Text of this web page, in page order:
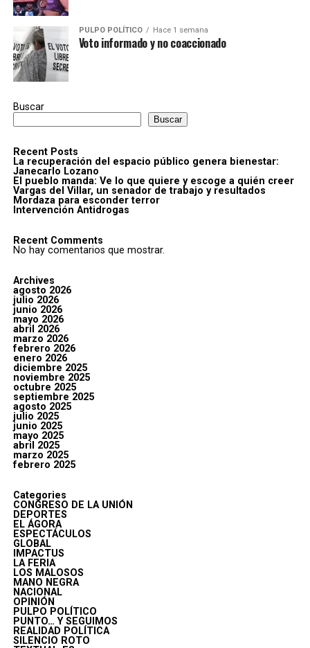
PULPO POLÍTICO Hace 1 semana
Voto informado y no coaccionado
Buscar
Buscar
Recent Posts
La recuperación del espacio público genera bienestar:
Janecarlo Lozano
El pueblo manda: Ve lo que quiere y escoge a quién creer
Vargas del Villar, un senador de trabajo y resultados
Mordaza para esconder terror
Intervención Antidrogas
Recent Comments
No hay comentarios que mostrar.
Archives
agosto 2026
julio 2026
junio 2026
mayo 2026
abril 2026
marzo 2026
febrero 2026
enero 2026
diciembre 2025
noviembre 2025
octubre 2025
septiembre 2025
agosto 2025
julio 2025
junio 2025
mayo 2025
abril 2025
marzo 2025
febrero 2025
Categories
CONGRESO DE LA UNIÓN
DEPORTES
EL ÁGORA
ESPECTÁCULOS
GLOBAL
IMPACTUS
LA FERIA
LOS MALOSOS
MANO NEGRA
NACIONAL
OPINIÓN
PULPO POLÍTICO
PUNTO… Y SEGUIMOS
REALIDAD POLÍTICA
SILENCIO ROTO